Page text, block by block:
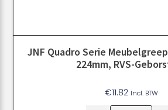
JNF Quadro Serie
224mm, RVS-
€11.82 Incl. BTW